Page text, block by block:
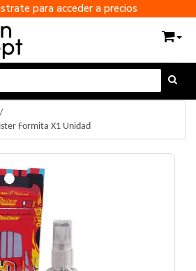
para acceder a precios
/
Formita X1 Unidad